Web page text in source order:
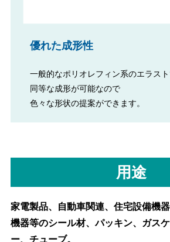
優れた成形性
一般的なポリオレフィン系のエラスト
同等な成形が可能なので
色々な形状の提案ができます。
用途
家電製品、自動車関連、住宅設備機
機器等のシール材、パッキン、ガス
ー、チューブ。